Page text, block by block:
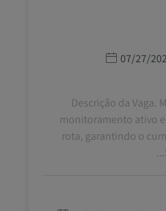
פרסום
07/27/
Descrição da Vaga.
monitoramento ativo
rota, garantindo o